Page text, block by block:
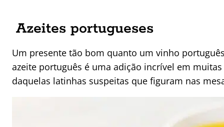
Azeites portugueses
Um presente tão bom quanto um vinho
azeite português é uma adição incrível em
daquelas latinhas suspeitas que figuram nas